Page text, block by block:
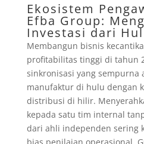
Ekosistem
Efba Group:
Investasi dari
Membangun bisnis
profitabilitas tinggi di tahun
sinkronisasi yang sempurna
manufaktur di hulu dengan
distribusi di hilir.
kepada satu tim internal
dari ahli independen sering